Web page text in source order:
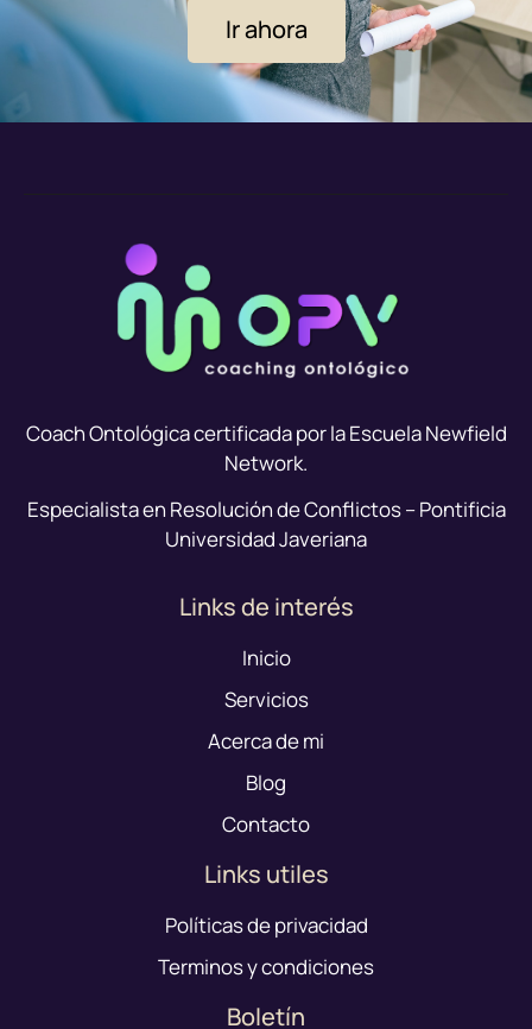
Ir ahora
Coach Ontológica certificada por la Escuela Newfield
Network.
Especialista en Resolución de Conflictos – Pontificia
Universidad Javeriana
Links de interés
Inicio
Servicios
Acerca de mi
Blog
Contacto
Links utiles
Políticas de privacidad
Terminos y condiciones
Boletín